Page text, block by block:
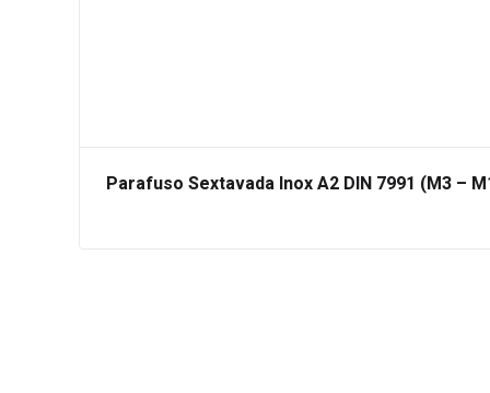
Parafuso Sextavada Inox A2 DIN 7991 (M3 –